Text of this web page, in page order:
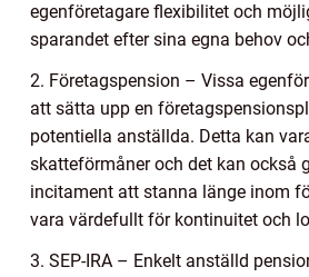
egenföretagare flexibilitet och
sparandet efter sina egna behov
2. Företagspension – Vissa
att sätta upp en
potentiella anställda. Detta kan
skatteförmåner och det kan också
incitament att stanna länge inom
vara värdefullt för kontinuitet och
3. SEP-IRA – Enkelt anställd